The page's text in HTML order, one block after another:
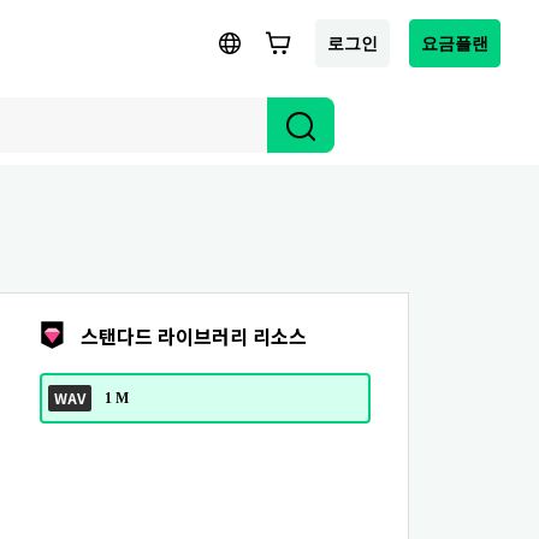
로그인 요금플랜
스탠다드 라이브러리 리소스
WAV 1 M